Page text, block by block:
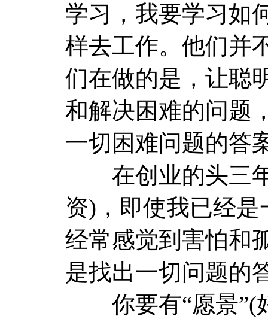
学习，我要学习如
样去工作。他们并
们在做的是，让聪
和解决困难的问题
一切困难问题的答
在创业的头三年
资)，即使我已经是
经常感觉到害怕和
是找出一切问题的
你要有“愿景”(